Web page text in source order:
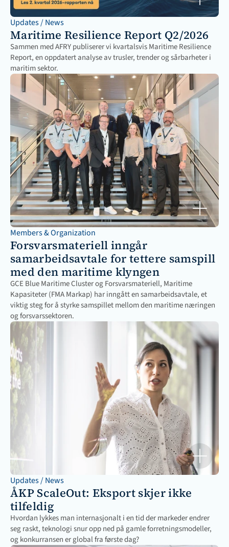
Updates / News
Maritime Resilience Report Q2/2026
Sammen med AFRY publiserer vi kvartalsvis Maritime Resilience
Report, en oppdatert analyse av trusler, trender og sårbarheter i
maritim sektor.
Members & Organization
Forsvarsmateriell inngår
samarbeidsavtale for tettere samspill
med den maritime klyngen
GCE Blue Maritime Cluster og Forsvarsmateriell, Maritime
Kapasiteter (FMA Markap) har inngått en samarbeidsavtale, et
viktig steg for å styrke samspillet mellom den maritime næringen
og forsvarssektoren.
Updates / News
ÅKP ScaleOut: Eksport skjer ikke
tilfeldig
Hvordan lykkes man internasjonalt i en tid der markeder endrer
seg raskt, teknologi snur opp ned på gamle forretningsmodeller,
og konkurransen er global fra første dag?